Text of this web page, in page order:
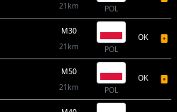
21km
POL
M30
21km
POL
OK
M50
21km
POL
OK